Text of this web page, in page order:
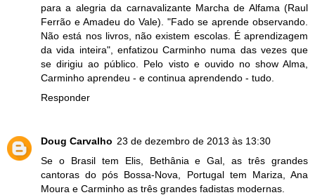
para a alegria da carnavalizante Marcha de Alfama (Raul
Ferrão e Amadeu do Vale). "Fado se aprende observando.
Não está nos livros, não existem escolas. É aprendizagem
da vida inteira", enfatizou Carminho numa das vezes que
se dirigiu ao público. Pelo visto e ouvido no show Alma,
Carminho aprendeu - e continua aprendendo - tudo.
Responder
Doug Carvalho 23 de dezembro de 2013 às 13:30
Se o Brasil tem Elis, Bethânia e Gal, as três grandes
cantoras do pós Bossa-Nova, Portugal tem Mariza, Ana
Moura e Carminho as três grandes fadistas modernas.